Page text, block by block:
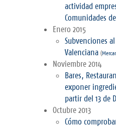
actividad
Comunidades
Enero 2015
Subvenciones
Valenciana (
Noviembre 2014
Bares,
exponer
partir del 13 de
Octubre 2013
Cómo